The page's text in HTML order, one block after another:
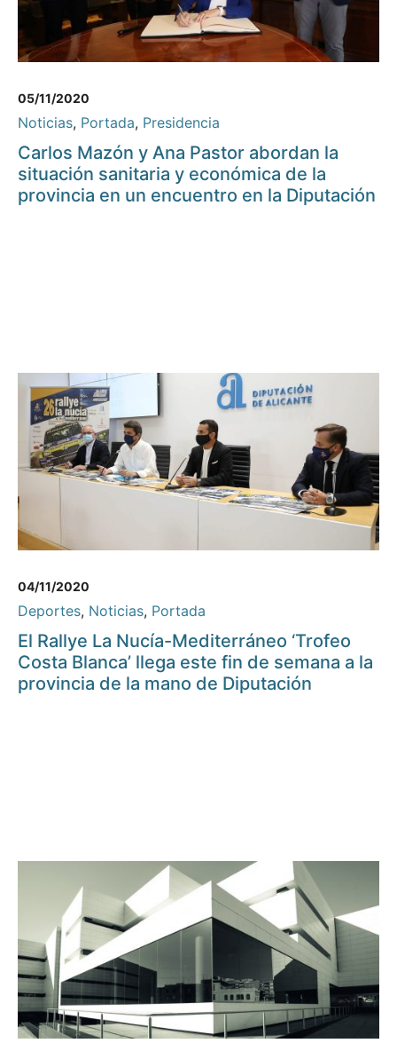
05/11/2020
Noticias, Portada, Presidencia
Carlos Mazón y Ana Pastor abordan la
situación sanitaria y económica de la
provincia en un encuentro en la Diputación
04/11/2020
Deportes, Noticias, Portada
El Rallye La Nucía-Mediterráneo ‘Trofeo
Costa Blanca’ llega este fin de semana a la
provincia de la mano de Diputación